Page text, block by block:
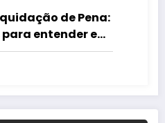
de Pena:
entender e